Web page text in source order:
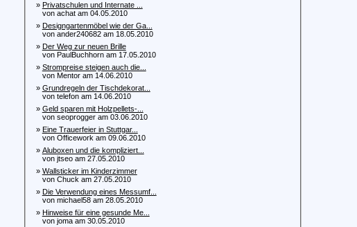
» Privatschulen und Internate ...
von achat am 04.05.2010
» Designgartenmöbel wie der Ga...
von ander240682 am 18.05.2010
» Der Weg zur neuen Brille
von PaulBuchhorn am 17.05.2010
» Strompreise steigen auch die...
von Mentor am 14.06.2010
» Grundregeln der Tischdekorat...
von telefon am 14.06.2010
» Geld sparen mit Holzpellets-...
von seoprogger am 03.06.2010
» Eine Trauerfeier in Stuttgar...
von Officework am 09.06.2010
» Aluboxen und die kompliziert...
von jtseo am 27.05.2010
» Wallsticker im Kinderzimmer
von Chuck am 27.05.2010
» Die Verwendung eines Messumf...
von michael58 am 28.05.2010
» Hinweise für eine gesunde Me...
von joma am 30.05.2010